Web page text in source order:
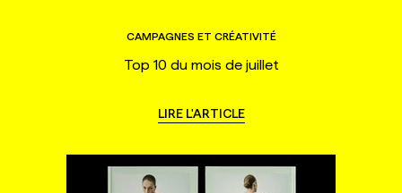
CAMPAGNES ET CRÉATIVITÉ
Top 10 du mois de juillet
LIRE L'ARTICLE